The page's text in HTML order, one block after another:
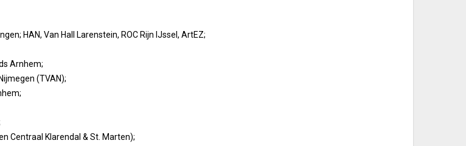
HAN, Van Hall Larenstein, ROC Rijn IJssel, ArtEZ;
Arnhem;
(TVAN);
Centraal Klarendal & St. Marten);